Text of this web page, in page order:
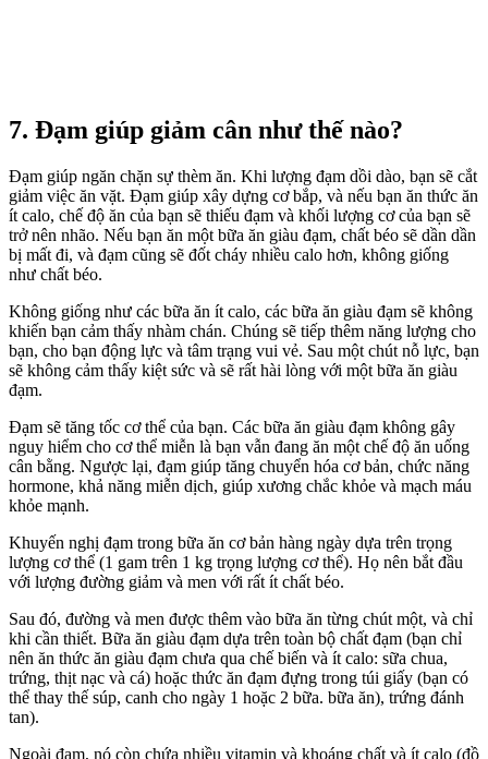
7. Đạm giúp giảm cân như thế nào?
Đạm giúp ngăn chặn sự thèm ăn. Khi lượng đạm dồi dào, bạn sẽ cắt
giảm việc ăn vặt. Đạm giúp xây dựng cơ bắp, và nếu bạn ăn thức ăn
ít calo, chế độ ăn của bạn sẽ thiếu đạm và khối lượng cơ của bạn sẽ
trở nên nhão. Nếu bạn ăn một bữa ăn giàu đạm, chất béo sẽ dần dần
bị mất đi, và đạm cũng sẽ đốt cháy nhiều calo hơn, không giống
như chất béo.
Không giống như các bữa ăn ít calo, các bữa ăn giàu đạm sẽ không
khiến bạn cảm thấy nhàm chán. Chúng sẽ tiếp thêm năng lượng cho
bạn, cho bạn động lực và tâm trạng vui vẻ. Sau một chút nỗ lực, bạn
sẽ không cảm thấy kiệt sức và sẽ rất hài lòng với một bữa ăn giàu
đạm.
Đạm sẽ tăng tốc cơ thể của bạn. Các bữa ăn giàu đạm không gây
nguy hiểm cho cơ thể miễn là bạn vẫn đang ăn một chế độ ăn uống
cân bằng. Ngược lại, đạm giúp tăng chuyển hóa cơ bản, chức năng
hormone, khả năng miễn dịch, giúp xương chắc khỏe và mạch máu
khỏe mạnh.
Khuyến nghị đạm trong bữa ăn cơ bản hàng ngày dựa trên trọng
lượng cơ thể (1 gam trên 1 kg trọng lượng cơ thể). Họ nên bắt đầu
với lượng đường giảm và men với rất ít chất béo.
Sau đó, đường và men được thêm vào bữa ăn từng chút một, và chỉ
khi cần thiết. Bữa ăn giàu đạm dựa trên toàn bộ chất đạm (bạn chỉ
nên ăn thức ăn giàu đạm chưa qua chế biến và ít calo: sữa chua,
trứng, thịt nạc và cá) hoặc thức ăn đạm đựng trong túi giấy (bạn có
thể thay thế súp, canh cho ngày 1 hoặc 2 bữa. bữa ăn), trứng đánh
tan).
Ngoài đạm, nó còn chứa nhiều vitamin và khoáng chất và ít calo (đồ